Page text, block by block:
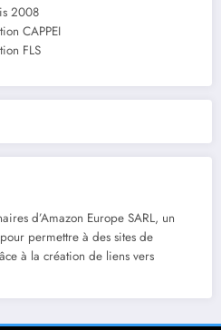
2008
CAPPEI
FLS
d’Amazon Europe SARL, un
permettre à des sites de
à la création de liens vers